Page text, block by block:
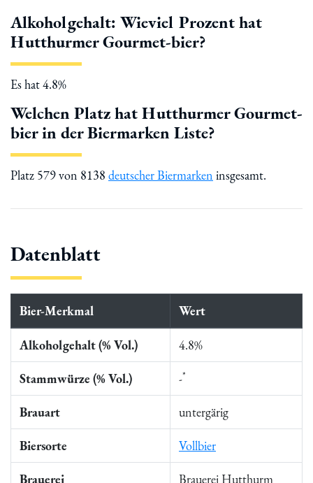
Alkoholgehalt: Wieviel Prozent hat
Hutthurmer Gourmet-bier?
Es hat 4.8%
Welchen Platz hat Hutthurmer Gourmet-
bier in der Biermarken Liste?
Platz 579 von 8138 deutscher Biermarken insgesamt.
Datenblatt
Bier-Merkmal Wert
Alkoholgehalt (% Vol.) 4.8%
Stammwürze (% Vol.) -*
Brauart untergärig
Biersorte Vollbier
Brauerei Brauerei Hutthurm